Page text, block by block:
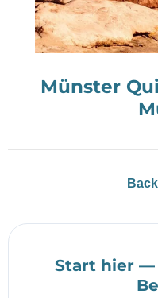
Münster
Start hier —